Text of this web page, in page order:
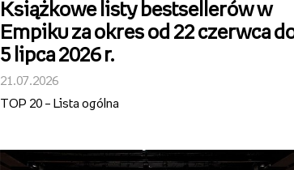
Książkowe listy bestsellerów w
Empiku za okres od 22 czerwca
5 lipca 2026 r.
21.07.2026
TOP 20 – Lista ogólna